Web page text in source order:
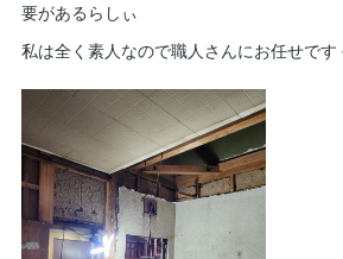
要があるらしぃ
私は全く素人なので職人さんにお任せです